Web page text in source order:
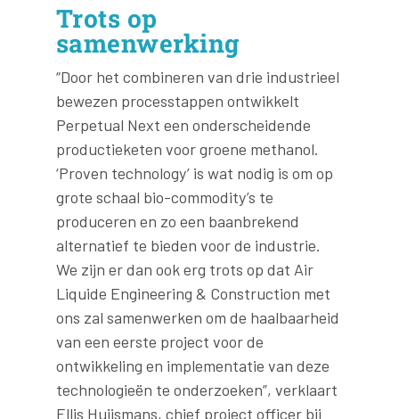
Trots op
samenwerking
“Door het combineren van drie industrieel
bewezen processtappen ontwikkelt
Perpetual Next een onderscheidende
productieketen voor groene methanol.
‘Proven technology’ is wat nodig is om op
grote schaal bio-commodity’s te
produceren en zo een baanbrekend
alternatief te bieden voor de industrie.
We zijn er dan ook erg trots op dat Air
Liquide Engineering & Construction met
ons zal samenwerken om de haalbaarheid
van een eerste project voor de
ontwikkeling en implementatie van deze
technologieën te onderzoeken”, verklaart
Ellis Huijsmans, chief project officer bij